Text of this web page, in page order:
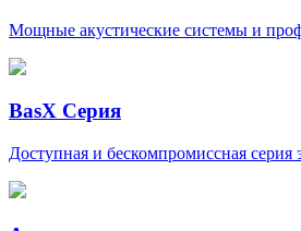
Мощные акустические системы и
BasX Серия
Доступная и бескомпромиссная